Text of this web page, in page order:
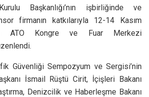
Başkanlığı’nın işbirliğinde ve
firmanın katkılarıyla 12-14 Kasım
ATO Kongre ve Fuar Merkezi
Güvenliği Sempozyum ve Sergisi’nin
İsmail Rüştü Cirit, İçişleri Bakanı
Denizcilik ve Haberleşme Bakanı